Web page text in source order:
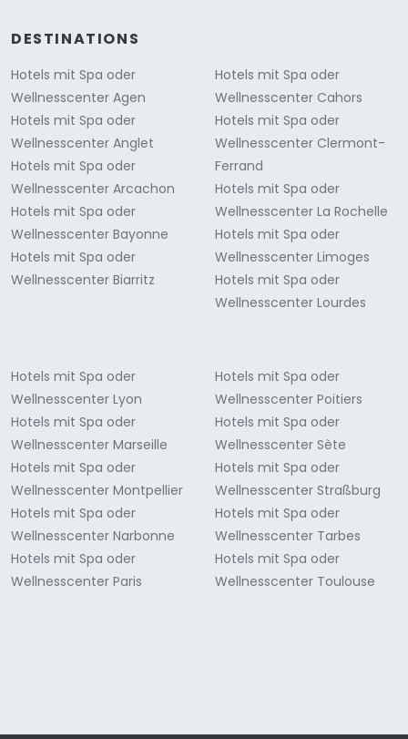
DESTINATIONS
Hotels mit Spa oder
Wellnesscenter Agen
Hotels mit Spa oder
Wellnesscenter Anglet
Hotels mit Spa oder
Wellnesscenter Arcachon
Hotels mit Spa oder
Wellnesscenter Bayonne
Hotels mit Spa oder
Wellnesscenter Biarritz
Hotels mit Spa oder
Wellnesscenter Cahors
Hotels mit Spa oder
Wellnesscenter Clermont-
Ferrand
Hotels mit Spa oder
Wellnesscenter La Rochelle
Hotels mit Spa oder
Wellnesscenter Limoges
Hotels mit Spa oder
Wellnesscenter Lourdes
Hotels mit Spa oder
Wellnesscenter Lyon
Hotels mit Spa oder
Wellnesscenter Marseille
Hotels mit Spa oder
Wellnesscenter Montpellier
Hotels mit Spa oder
Wellnesscenter Narbonne
Hotels mit Spa oder
Wellnesscenter Paris
Hotels mit Spa oder
Wellnesscenter Poitiers
Hotels mit Spa oder
Wellnesscenter Sète
Hotels mit Spa oder
Wellnesscenter Straßburg
Hotels mit Spa oder
Wellnesscenter Tarbes
Hotels mit Spa oder
Wellnesscenter Toulouse